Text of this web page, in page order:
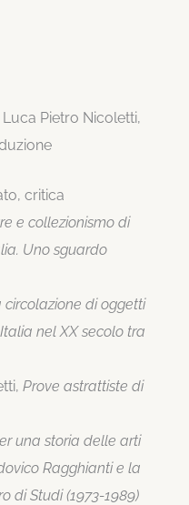
Pietro Nicoletti,
critica
e collezionismo di
Uno sguardo
circolazione di oggetti
nel XX secolo tra
Prove astrattiste di
una storia delle arti
Ragghianti e la
di Studi (1973-1989)